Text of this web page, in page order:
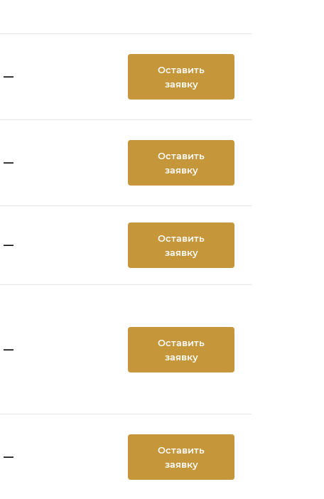
—
Оставить
заявку
—
Оставить
заявку
—
Оставить
заявку
—
Оставить
заявку
—
Оставить
заявку